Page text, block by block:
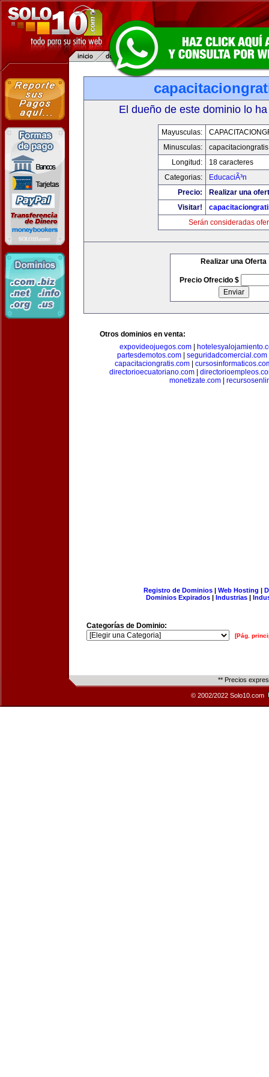
El dueño de este dominio lo
Mayusculas:
Minusculas:
Longitud:
18 caracteres
Categorias:
EducaciÃ³n
Precio:
Realizar una
Visitar!
Serán consideradas
Realizar una Oferta
Precio Ofrecido $
Otros dominios en venta:
expovideojuegos.com
partesdemotos.com| seguridadcomercial.com
capacitaciongratis.com|
directorioecuatoriano.com
monetizate.com|
Registro de Dominios| Web Hosting |
Dominios Expirados | Industrias |
Categorías de Dominio:
[Pág.
** Precios
© 2002/2022 Solo10.com